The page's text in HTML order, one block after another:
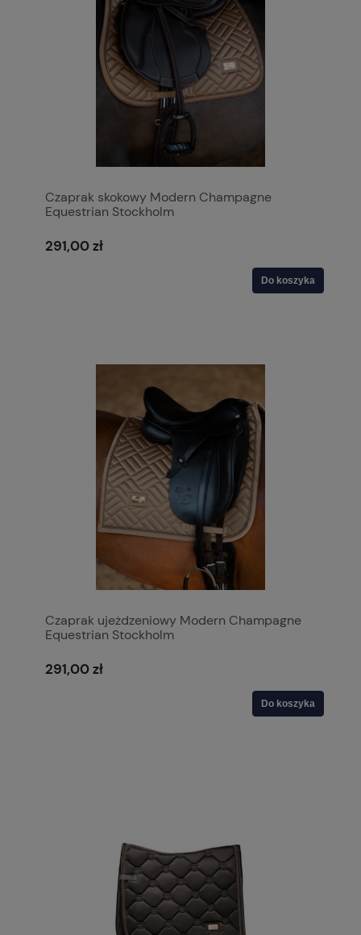
Czaprak skokowy Modern Champagne
Equestrian Stockholm
291,00 zł
Do koszyka
Czaprak ujeżdzeniowy Modern Champagne
Equestrian Stockholm
291,00 zł
Do koszyka